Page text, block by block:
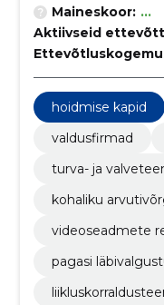
Maineskoor: ...
Aktiivseid
hoidmise kapid
valdusfirmad
turva- ja
kohaliku
videoseadmete
pagasi